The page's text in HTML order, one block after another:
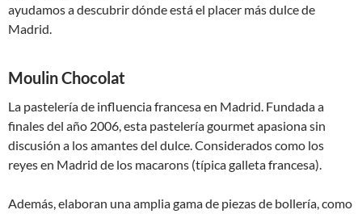
ayudamos a descubrir dónde está el placer más dulce de
Madrid.
Moulin Chocolat
La pastelería de influencia francesa en Madrid. Fundada a
finales del año 2006, esta pastelería gourmet apasiona sin
discusión a los amantes del dulce. Considerados como los
reyes en Madrid de los macarons (típica galleta francesa).
Además, elaboran una amplia gama de piezas de bollería, como